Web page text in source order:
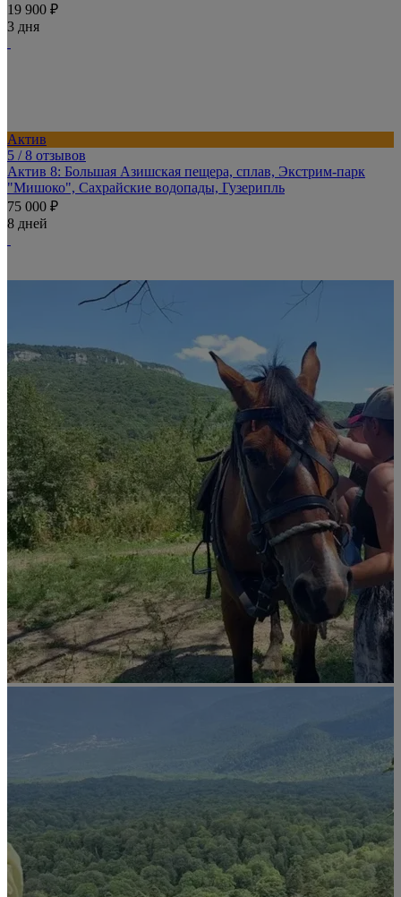
19 900 ₽
3 дня
Актив
5 / 8 отзывов
Актив 8: Большая Азишская пещера, сплав, Экстрим-парк
"Мишоко", Сахрайские водопады, Гузерипль
75 000 ₽
8 дней